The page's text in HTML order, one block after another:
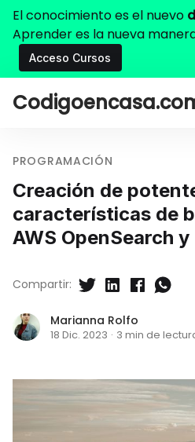
El conocimiento es el nuevo
Aprender es la nueva
Acceso Cursos
PROGRAMACIÓN
Creación de
características de
AWS OpenSearch
Marianna Rolfo
18 Dic. 2023 · 3 min de
Compartir: